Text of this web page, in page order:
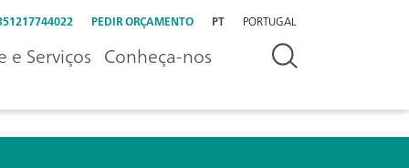
PEDIR ORÇAMENTO PT PORTUGAL
e Serviços Conheça-nos